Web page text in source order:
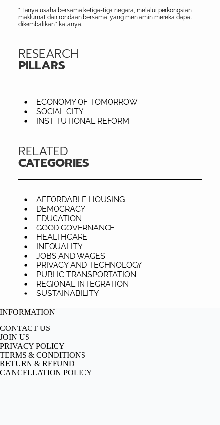
“Hanya usaha bersama ketiga-tiga negara, melalui perkongsian
maklumat dan rondaan bersama, yang menjamin mereka dapat
dikembalikan,” katanya.
RESEARCH
PILLARS
ECONOMY OF TOMORROW
SOCIAL CITY
INSTITUTIONAL REFORM
RELATED
CATEGORIES
AFFORDABLE HOUSING
DEMOCRACY
EDUCATION
GOOD GOVERNANCE
HEALTHCARE
INEQUALITY
JOBS AND WAGES
PRIVACY AND TECHNOLOGY
PUBLIC TRANSPORTATION
REGIONAL INTEGRATION
SUSTAINABILITY
INFORMATION
CONTACT US
JOIN US
PRIVACY POLICY
TERMS & CONDITIONS
RETURN & REFUND
CANCELLATION POLICY